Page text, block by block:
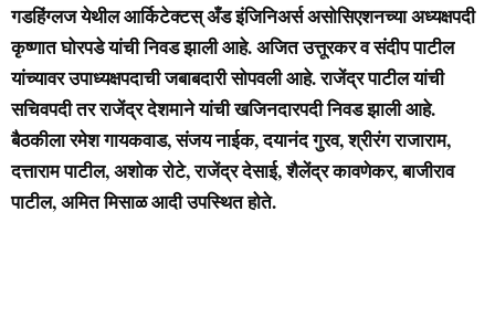
गडहिंग्लज येथील आर्किटेक्टस् अँड इंजिनिअर्स असोसिएशनच्या अध्यक्षपदी
कृष्णात घोरपडे यांची निवड झाली आहे. अजित उत्तूरकर व संदीप पाटील
यांच्यावर उपाध्यक्षपदाची जबाबदारी सोपवली आहे. राजेंद्र पाटील यांची
सचिवपदी तर राजेंद्र देशमाने यांची खजिनदारपदी निवड झाली आहे.
बैठकीला रमेश गायकवाड, संजय नाईक, दयानंद गुरव, श्रीरंग राजाराम,
दत्ताराम पाटील, अशोक रोटे, राजेंद्र देसाई, शैलेंद्र कावणेकर, बाजीराव
पाटील, अमित मिसाळ आदी उपस्थित होते.